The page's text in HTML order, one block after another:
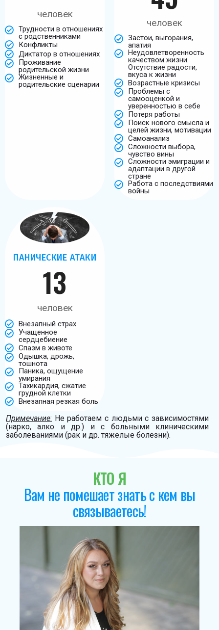
человек
Трудности в отношениях
с родственниками
Конфликты
Диктатор в отношениях
Проживание
родительской жизни
Жизненные и
родительские сценарии
человек
Застои, выгорания,
апатия
Неудовлетворенность
качеством жизни.
Отсутствие радости,
вкуса к жизни
Возрастные кризисы
Проблемы с
самооценкой и
уверенностью в себе
Потеря работы
Поиск нового смысла и
целей жизни, мотивации
Самоанализ
Сложности выбора,
чувство вины
Сложности эмиграции и
адаптации в другой
стране
Работа с последствиями
войны
ПАНИЧЕСКИЕ АТАКИ
13
человек
Внезапный страх
Учащенное
сердцебиение
Спазм в животе
Одышка, дрожь,
тошнота
Паника, ощущение
умирания
Тахикардия, сжатие
грудной клетки
Внезапная резкая боль
Примечание: Не работаем с людьми с зависимостями
(нарко, алко и др.) и с больными клиническими
заболеваниями (рак и др. тяжелые болезни).
КТО Я
Вам не помешает знать с кем вы
связываетесь!